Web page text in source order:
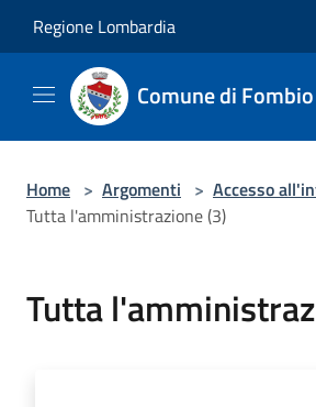
Regione Lombardia
Comune di Fombio
Home > Argomenti > Accesso
Tutta l'amministrazione (3)
Tutta